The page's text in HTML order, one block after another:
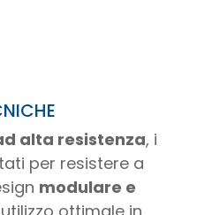
alta resistenza, i
per resistere a
modulare e